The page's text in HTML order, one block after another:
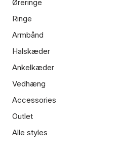
Øreringe
Ringe
Armbånd
Halskæder
Ankelkæder
Vedhæng
Accessories
Outlet
Alle styles